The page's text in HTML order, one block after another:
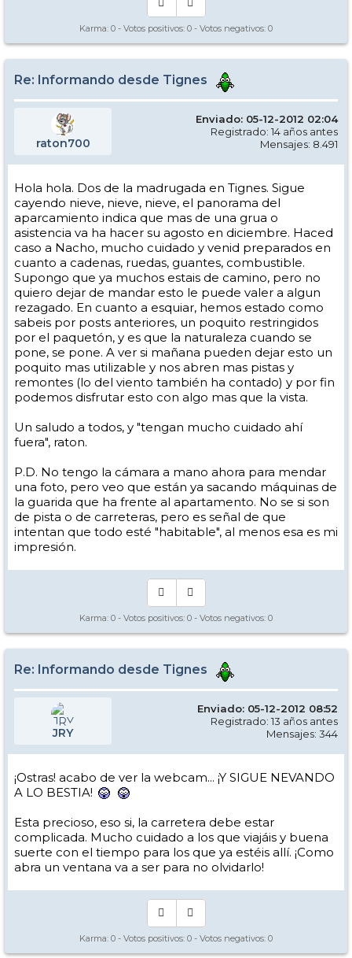
Karma: 0 - Votos positivos: 0 - Votos negativos: 0
Re: Informando desde Tignes
raton700
Enviado: 05-12-2012 02:04
Registrado: 14 años antes
Mensajes: 8.491
Hola hola. Dos de la madrugada en Tignes. Sigue
cayendo nieve, nieve, nieve, el panorama del
aparcamiento indica que mas de una grua o
asistencia va ha hacer su agosto en diciembre. Haced
caso a Nacho, mucho cuidado y venid preparados en
cuanto a cadenas, ruedas, guantes, combustible.
Supongo que ya muchos estais de camino, pero no
quiero dejar de mandar esto le puede valer a algun
rezagado. En cuanto a esquiar, hemos estado como
sabeis por posts anteriores, un poquito restringidos
por el paquetón, y es que la naturaleza cuando se
pone, se pone. A ver si mañana pueden dejar esto un
poquito mas utilizable y nos abren mas pistas y
remontes (lo del viento también ha contado) y por fin
podemos disfrutar esto con algo mas que la vista.
Un saludo a todos, y "tengan mucho cuidado ahí
fuera", raton.
P.D. No tengo la cámara a mano ahora para mendar
una foto, pero veo que están ya sacando máquinas de
la guarida que ha frente al apartamento. No se si son
de pista o de carreteras, pero es señal de que
intentan que todo esté "habitable", al menos esa es mi
impresión.
Karma: 0 - Votos positivos: 0 - Votos negativos: 0
Re: Informando desde Tignes
JRY
Enviado: 05-12-2012 08:52
Registrado: 13 años antes
Mensajes: 344
¡Ostras! acabo de ver la webcam... ¡Y SIGUE NEVANDO
A LO BESTIA!
Esta precioso, eso si, la carretera debe estar
complicada. Mucho cuidado a los que viajáis y buena
suerte con el tiempo para los que ya estéis allí. ¡Como
abra un ventana va a ser para no olvidarlo!
Karma: 0 - Votos positivos: 0 - Votos negativos: 0